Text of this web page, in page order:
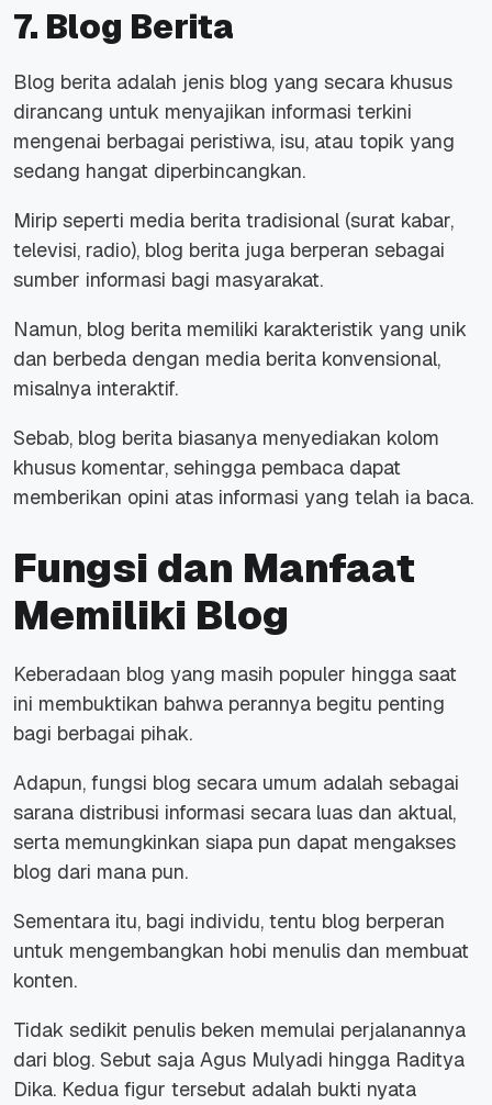
7. Blog Berita
Blog berita adalah jenis blog yang secara khusus
dirancang untuk menyajikan informasi terkini
mengenai berbagai peristiwa, isu, atau topik yang
sedang hangat diperbincangkan.
Mirip seperti media berita tradisional (surat kabar,
televisi, radio), blog berita juga berperan sebagai
sumber informasi bagi masyarakat.
Namun, blog berita memiliki karakteristik yang unik
dan berbeda dengan media berita konvensional,
misalnya interaktif.
Sebab, blog berita biasanya menyediakan kolom
khusus komentar, sehingga pembaca dapat
memberikan opini atas informasi yang telah ia baca.
Fungsi dan Manfaat
Memiliki Blog
Keberadaan blog yang masih populer hingga saat
ini membuktikan bahwa perannya begitu penting
bagi berbagai pihak.
Adapun, fungsi blog secara umum adalah sebagai
sarana distribusi informasi secara luas dan aktual,
serta memungkinkan siapa pun dapat mengakses
blog dari mana pun.
Sementara itu, bagi individu, tentu blog berperan
untuk mengembangkan hobi menulis dan membuat
konten.
Tidak sedikit penulis beken memulai perjalanannya
dari blog. Sebut saja Agus Mulyadi hingga Raditya
Dika. Kedua figur tersebut adalah bukti nyata